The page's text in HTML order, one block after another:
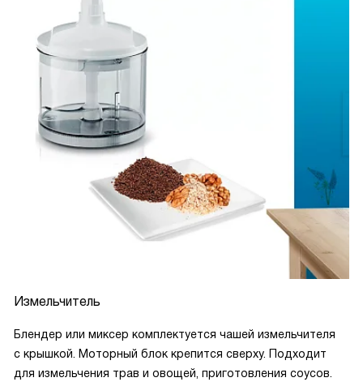
Измельчитель
Блендер или миксер комплектуется чашей измельчителя
с крышкой. Моторный блок крепится сверху. Подходит
для измельчения трав и овощей, приготовления соусов.